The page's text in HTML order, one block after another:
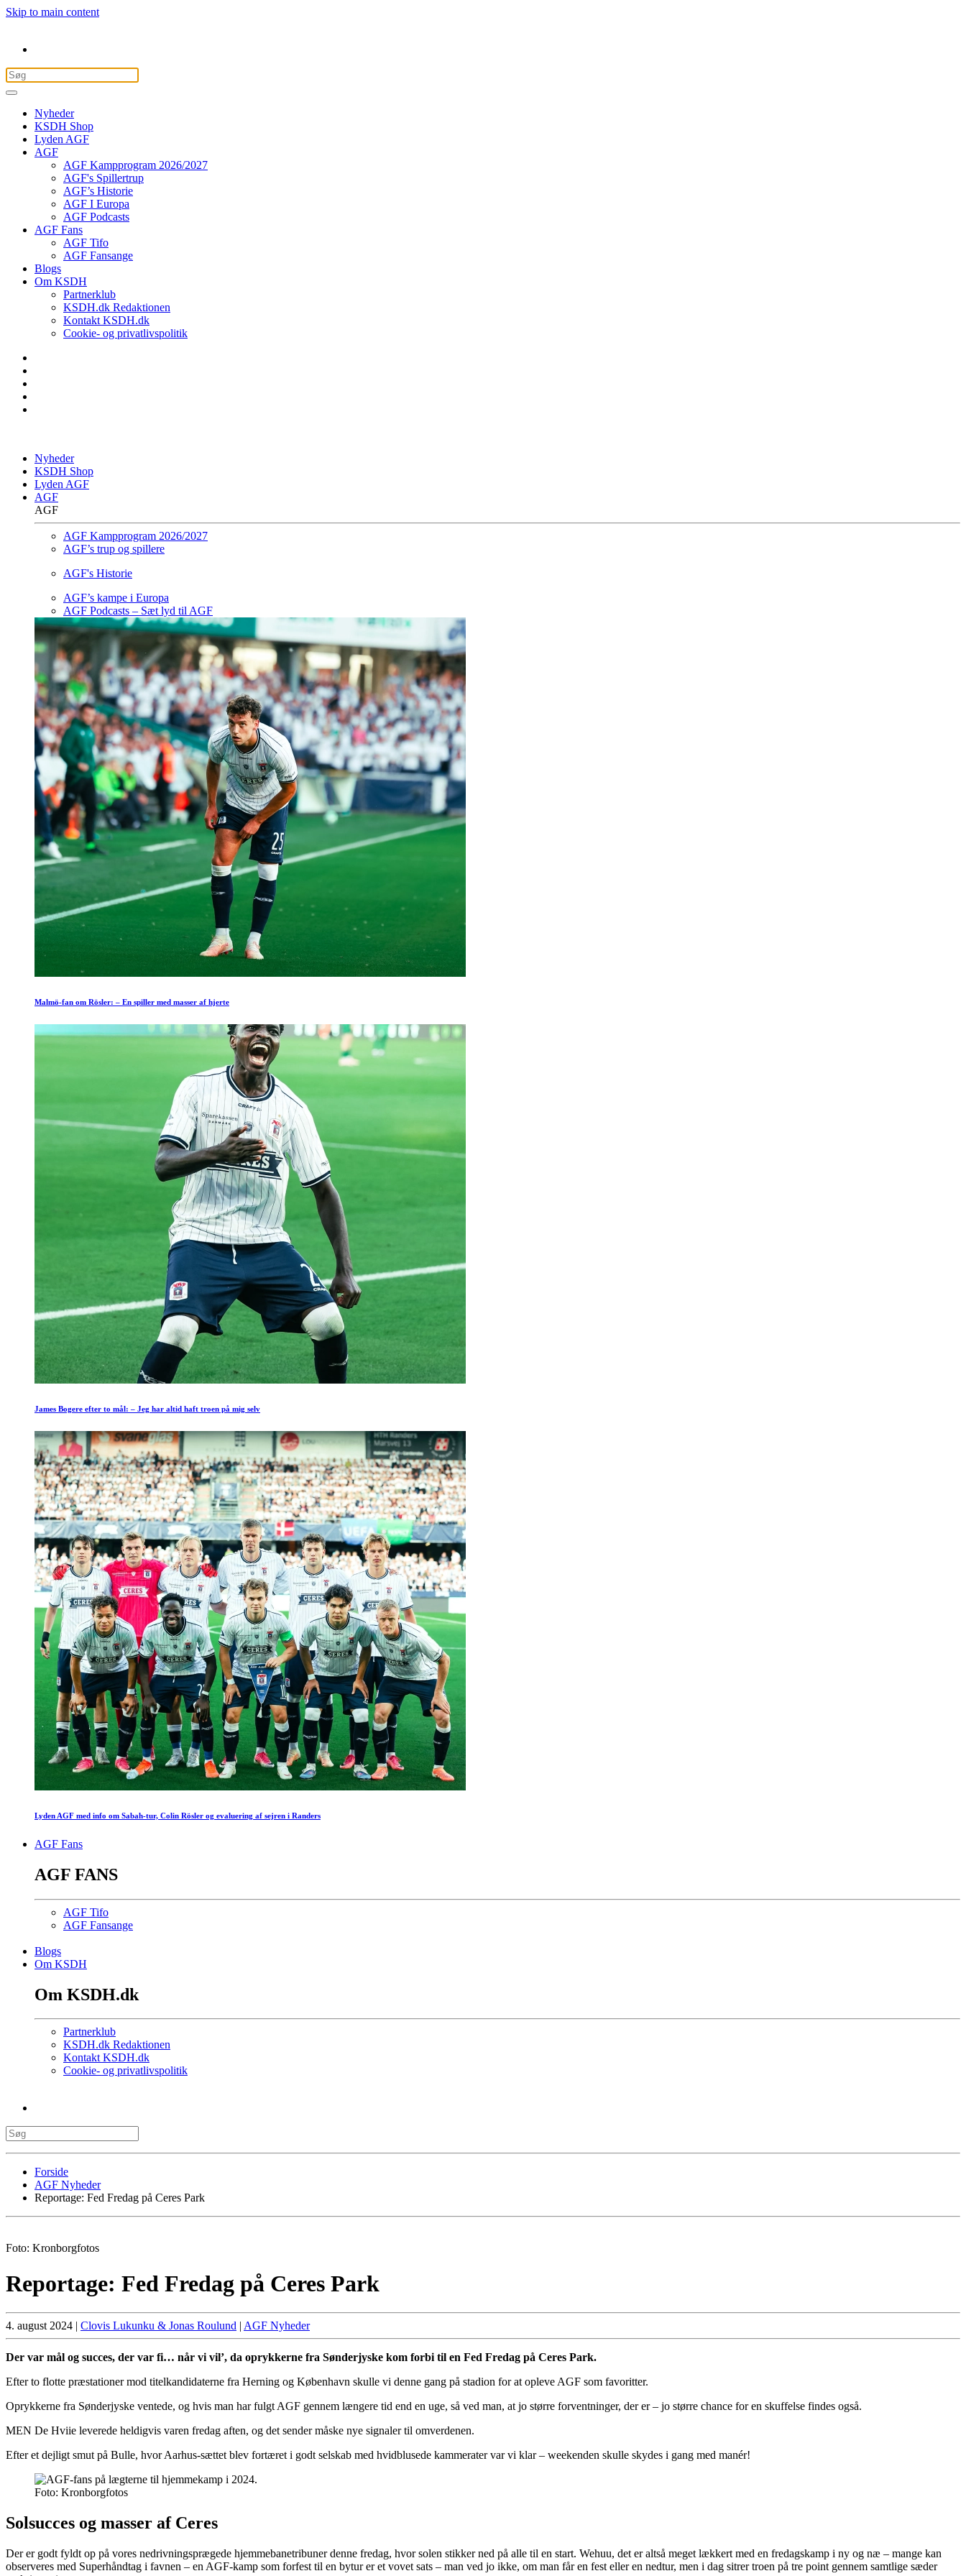
Skip to main content
Nyheder
KSDH Shop
Lyden AGF
AGF
AGF Kampprogram 2026/2027
AGF's Spillertrup
AGF’s Historie
AGF I Europa
AGF Podcasts
AGF Fans
AGF Tifo
AGF Fansange
Blogs
Om KSDH
Partnerklub
KSDH.dk Redaktionen
Kontakt KSDH.dk
Cookie- og privatlivspolitik
Nyheder
KSDH Shop
Lyden AGF
AGF
AGF
AGF Kampprogram 2026/2027
AGF’s trup og spillere
AGF's Historie
AGF’s kampe i Europa
AGF Podcasts – Sæt lyd til AGF
Malmö-fan om Rösler: – En spiller med masser af hjerte
James Bogere efter to mål: – Jeg har altid haft troen på mig selv
Lyden AGF med info om Sabah-tur, Colin Rösler og evaluering af sejren i Randers
AGF Fans
AGF FANS
AGF Tifo
AGF Fansange
Blogs
Om KSDH
Om KSDH.dk
Partnerklub
KSDH.dk Redaktionen
Kontakt KSDH.dk
Cookie- og privatlivspolitik
Forside
AGF Nyheder
Reportage: Fed Fredag på Ceres Park
Foto: Kronborgfotos
Reportage: Fed Fredag på Ceres Park
4. august 2024 | Clovis Lukunku & Jonas Roulund | AGF Nyheder
Der var mål og succes, der var fi… når vi vil’, da oprykkerne fra Sønderjyske kom forbi til en Fed Fredag på Ceres Park.
Efter to flotte præstationer mod titelkandidaterne fra Herning og København skulle vi denne gang på stadion for at opleve AGF som favoritter.
Oprykkerne fra Sønderjyske ventede, og hvis man har fulgt AGF gennem længere tid end en uge, så ved man, at jo større forventninger, der er – jo større chance for en skuffelse findes også.
MEN De Hviie leverede heldigvis varen fredag aften, og det sender måske nye signaler til omverdenen.
Efter et dejligt smut på Bulle, hvor Aarhus-sættet blev fortæret i godt selskab med hvidblusede kammerater var vi klar – weekenden skulle skydes i gang med manér!
Foto: Kronborgfotos
Solsucces og masser af Ceres
Der er godt fyldt op på vores nedrivningsprægede hjemmebanetribuner denne fredag, hvor solen stikker ned på alle til en start. Wehuu, det er altså meget lækkert med en fredagskamp i ny og næ – mange kan
observeres med Superhåndtag i favnen – en AGF-kamp som forfest til en bytur er et vovet sats – man ved jo ikke, om man får en fest eller en nedtur, men i dag sitrer troen på tre point gennem samtlige sæder